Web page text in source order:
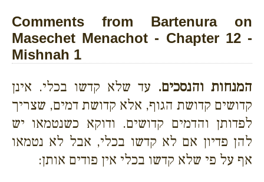
Comments from Bartenura on
Masechet Menachot - Chapter 12 -
Mishnah 1
המנחות והנסכים. עד שלא קדשו בכלי. אינן
קדושים קדושת הגוף, אלא קדושת דמים, שצריך
לפדותן והדמים קדושים. ודוקא כשנטמאו יש
להן פדיון אם לא קדשו בכלי, אבל לא נטמאו
אף על פי שלא קדשו בכלי אין פודים אותן: